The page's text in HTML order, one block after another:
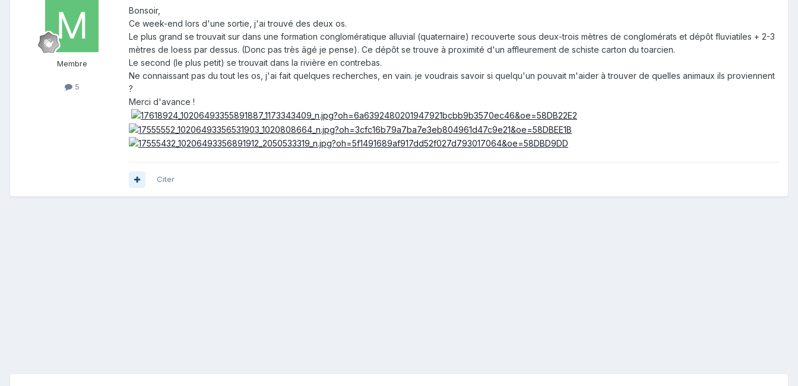
Membre
5
Bonsoir,
Ce week-end lors d'une sortie, j'ai trouvé des deux os.
Le plus grand se trouvait sur dans une formation conglomératique alluvial (quaternaire) recouverte sous deux-trois mètres de conglomérats et dépôt fluviatiles + 2-3
mètres de loess par dessus. (Donc pas très âgé je pense). Ce dépôt se trouve à proximité d'un affleurement de schiste carton du toarcien.
Le second (le plus petit) se trouvait dans la rivière en contrebas.
Ne connaissant pas du tout les os, j'ai fait quelques recherches, en vain. je voudrais savoir si quelqu'un pouvait m'aider à trouver de quelles animaux ils proviennent
?
Merci d'avance !
Citer